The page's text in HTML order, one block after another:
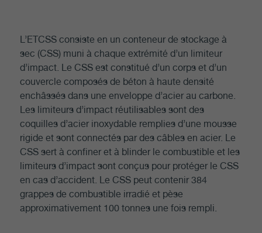
L’ETCSS consiste en un conteneur de stockage à
sec (CSS) muni à chaque extrémité d’un limiteur
d’impact. Le CSS est constitué d’un corps et d’un
couvercle composés de béton à haute densité
enchâssés dans une enveloppe d’acier au carbone.
Les limiteurs d’impact réutilisables sont des
coquilles d’acier inoxydable remplies d’une mousse
rigide et sont connectés par des câbles en acier. Le
CSS sert à confiner et à blinder le combustible et les
limiteurs d’impact sont conçus pour protéger le CSS
en cas d’accident. Le CSS peut contenir 384
grappes de combustible irradié et pèse
approximativement 100 tonnes une fois rempli.